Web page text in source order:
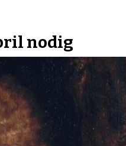
nodig